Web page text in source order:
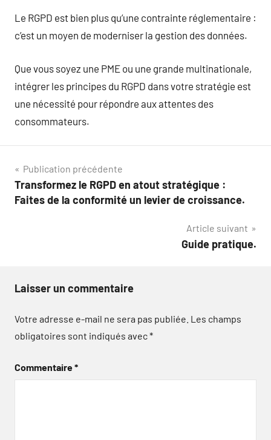
Le RGPD est bien plus qu’une contrainte réglementaire :
c’est un moyen de moderniser la gestion des données.
Que vous soyez une PME ou une grande multinationale,
intégrer les principes du RGPD dans votre stratégie est
une nécessité pour répondre aux attentes des
consommateurs.
Navigation
de
Publication précédente
Transformez le RGPD en atout stratégique :
Faites de la conformité un levier de croissance.
Article suivant
Guide pratique.
Laisser un commentaire
Votre adresse e-mail ne sera pas publiée. Les champs
obligatoires sont indiqués avec*
Commentaire*